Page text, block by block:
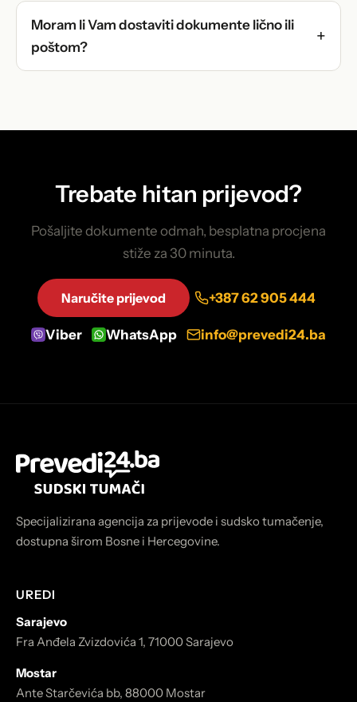
Moram li Vam dostaviti dokumente lično ili
poštom?
Trebate hitan prijevod?
Pošaljite dokumente odmah, besplatna procjena
stiže za 30 minuta.
Naručite prijevod +387 62 905 444
Viber WhatsApp info@prevedi24.ba
Specijalizirana agencija za prijevode i sudsko tumačenje,
dostupna širom Bosne i Hercegovine.
UREDI
Sarajevo
Fra Anđela Zvizdovića 1, 71000 Sarajevo
Mostar
Ante Starčevića bb, 88000 Mostar